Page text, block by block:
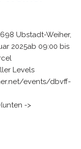
Ubstadt-Weiher,
2025ab 09:00 bis
Levels
events/dbvff-
->